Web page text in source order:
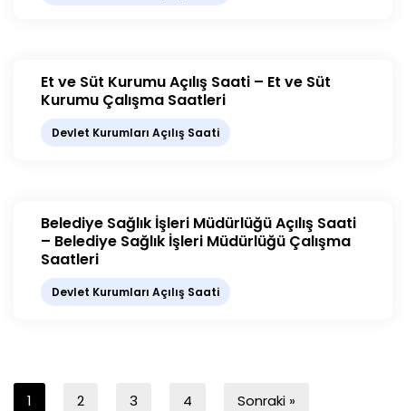
Et ve Süt Kurumu Açılış Saati – Et ve Süt
Kurumu Çalışma Saatleri
Devlet Kurumları Açılış Saati
Belediye Sağlık İşleri Müdürlüğü Açılış Saati
– Belediye Sağlık İşleri Müdürlüğü Çalışma
Saatleri
Devlet Kurumları Açılış Saati
1 2 3 4 Sonraki »